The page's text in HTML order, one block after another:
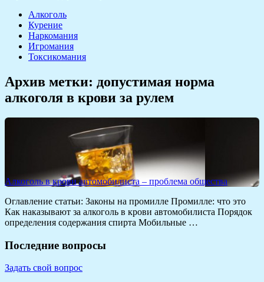
Алкоголь
Курение
Наркомания
Игромания
Токсикомания
Архив метки: допустимая норма
алкоголя в крови за рулем
Алкоголь в крови автомобилиста – проблема общества
Оглавление статьи: Законы на промилле Промилле: что это
Как наказывают за алкоголь в крови автомобилиста Порядок
определения содержания спирта Мобильные …
Последние вопросы
Задать свой вопрос